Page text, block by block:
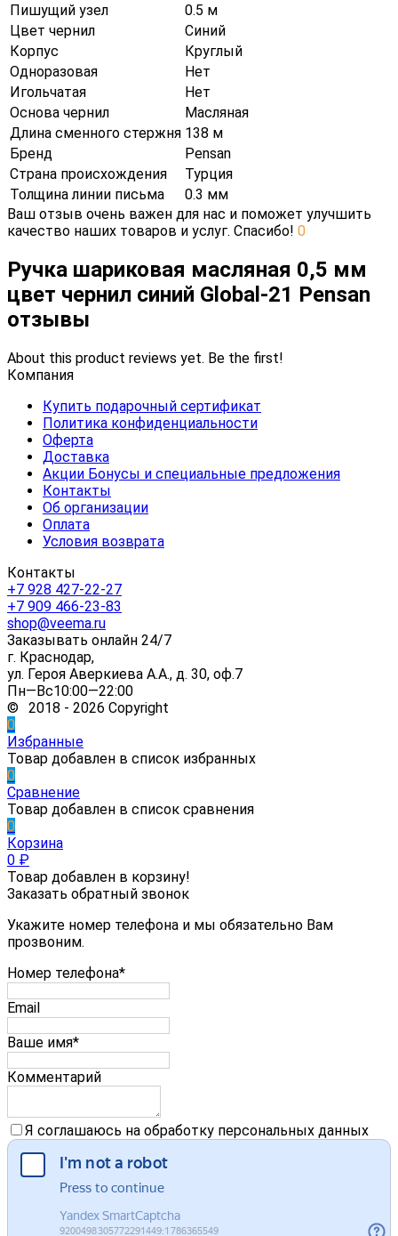
Пишущий узел
0.5 м
Цвет чернил
Синий
Корпус
Круглый
Одноразовая
Нет
Игольчатая
Нет
Основа чернил
Масляная
Длина сменного стержня 138 м
Бренд
Pensan
Страна происхождения
Турция
Толщина линии письма
0.3 мм
Ваш отзыв очень важен для нас и поможет улучшить
качество наших товаров и услуг. Спасибо! 0
Ручка шариковая масляная 0,5 мм
цвет чернил синий Global-21 Pensan
отзывы
About this product reviews yet. Be the first!
Компания
Купить подарочный сертификат
Политика конфиденциальности
Оферта
Доставка
Акции Бонусы и специальные предложения
Контакты
Об организации
Оплата
Условия возврата
Контакты
+7 928 427-22-27
+7 909 466-23-83
shop@veema.ru
Заказывать онлайн 24/7
г. Краснодар,
ул. Героя Аверкиева А.А., д. 30, оф.7
Пн—Вс10:00—22:00
© 2018 - 2026 Copyright
0
Избранные
Товар добавлен в список избранных
0
Сравнение
Товар добавлен в список сравнения
0
Корзина
0 ₽
Товар добавлен в корзину!
Заказать обратный звонок
Укажите номер телефона и мы обязательно Вам
прозвоним.
Номер телефона*
Email
Ваше имя*
Комментарий
Я соглашаюсь на обработку персональных данных